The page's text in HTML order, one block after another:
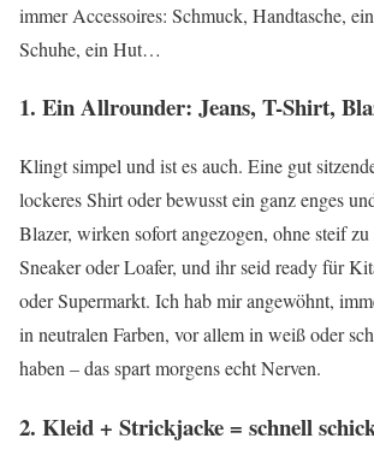
immer Accessoires: Schmuck, Handtasche,
Schuhe, ein Hut…
1. Ein Allrounder: Jeans, T-Shirt,
Klingt simpel und ist es auch. Eine gut
lockeres Shirt oder bewusst ein ganz enges
Blazer, wirken sofort angezogen, ohne steif
Sneaker oder Loafer, und ihr seid ready für
oder Supermarkt. Ich hab mir angewöhnt,
in neutralen Farben, vor allem in weiß oder
haben – das spart morgens echt Nerven.
2. Kleid + Strickjacke = schnell